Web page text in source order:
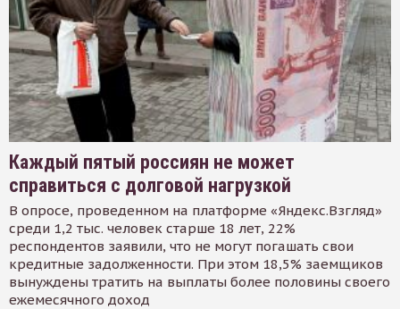
Каждый пятый россиян не может
справиться с долговой нагрузкой
В опросе, проведенном на платформе «Яндекс.Взгляд»
среди 1,2 тыс. человек старше 18 лет, 22%
респондентов заявили, что не могут погашать свои
кредитные задолженности. При этом 18,5% заемщиков
вынуждены тратить на выплаты более половины своего
ежемесячного доход